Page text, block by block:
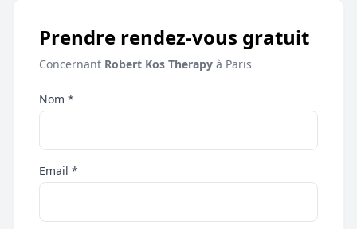
Prendre rendez-vous gratuit
Concernant Robert Kos Therapy à Paris
Nom *
Email *